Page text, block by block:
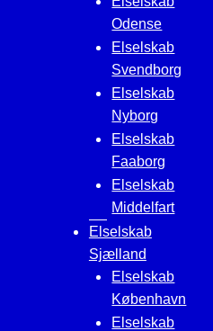
Odense
Elselskab
Svendborg
Elselskab
Nyborg
Elselskab
Faaborg
Elselskab
Middelfart
Elselskab
Sjælland
Elselskab
København
Elselskab